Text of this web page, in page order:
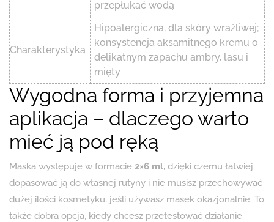
przepłukać wodą
Charakterystyka
Hipoalergiczna, dla skóry wrażliwej;
konsystencja aksamitnego kremu o
delikatnym zapachu ambry, lasu i
mięty
Wygodna forma i przyjemna
aplikacja – dlaczego warto
mieć ją pod ręką
Maska występuje w formacie 2×6 ml, dzięki czemu łatwiej
dopasować ją do własnej rutyny i nie musisz przechowywać
dużej ilości kosmetyku, jeśli używasz masek okazjonalnie. To
także dobra opcja, kiedy chcesz przetestować działanie